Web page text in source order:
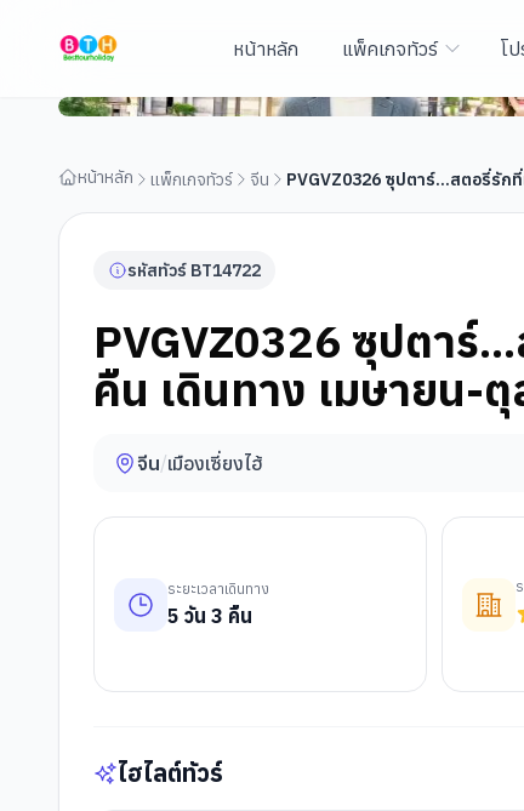
หน้าหลัก แพ็คเกจทัวร์ โ
PVGVZ0326 ซุปตาร์...สตอรี่รักที่เซี่ยงไฮ้ EP.2 5 วัน 3 คืน เดินทาง เมษายน-ตุลาคม
หน้าหลัก แพ็กเกจทัวร์ จีน PVGVZ0326 ซุปตาร์...สตอรี่รัก
รหัสทัวร์ BT14722
PVGVZ0326 ซุปตาร์
คืน เดินทาง เมษายน-
จีน/เมืองเซี่ยงไฮ้
ระยะเวลาเดินทาง
5 วัน 3 คืน
ไฮไลต์ทัวร์